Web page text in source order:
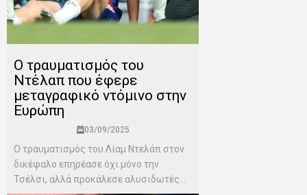
Ο τραυματισμός του
Ντέλαπ που έφερε
μεταγραφικό ντόμινο στην
Ευρώπη
03/09/2025
Ο τραυματισμός του Λίαμ Ντελάπ στον
δικέφαλο επηρέασε όχι μόνο την
Τσέλσι, αλλά προκάλεσε αλυσιδωτές...